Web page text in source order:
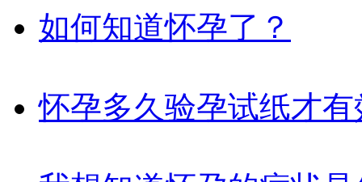
如何知道怀孕了？
怀孕多久验孕试纸才有